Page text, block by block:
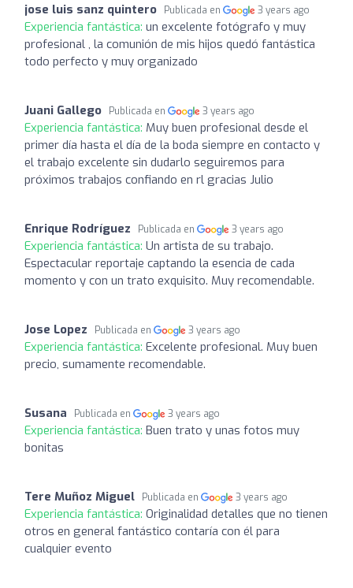
jose luis sanz quintero Publicada en 3 years ago
Experiencia fantástica: un excelente fotógrafo y muy
profesional , la comunión de mis hijos quedó fantástica
todo perfecto y muy organizado
Juani Gallego Publicada en 3 years ago
Experiencia fantástica: Muy buen profesional desde el
primer día hasta el día de la boda siempre en contacto y
el trabajo excelente sin dudarlo seguiremos para
próximos trabajos confiando en rl gracias Julio
Enrique Rodríguez Publicada en 3 years ago
Experiencia fantástica: Un artista de su trabajo.
Espectacular reportaje captando la esencia de cada
momento y con un trato exquisito. Muy recomendable.
Jose Lopez Publicada en 3 years ago
Experiencia fantástica: Excelente profesional. Muy buen
precio, sumamente recomendable.
Susana Publicada en 3 years ago
Experiencia fantástica: Buen trato y unas fotos muy
bonitas
Tere Muñoz Miguel Publicada en 3 years ago
Experiencia fantástica: Originalidad detalles que no tienen
otros en general fantástico contaría con él para
cualquier evento